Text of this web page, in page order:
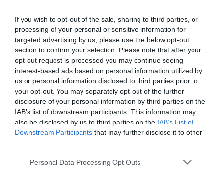
If you wish to opt-out of the sale, sharing to third parties, or
processing of your personal or sensitive information for
targeted advertising by us, please use the below opt-out
section to confirm your selection. Please note that after your
opt-out request is processed you may continue seeing
interest-based ads based on personal information utilized by
us or personal information disclosed to third parties prior to
your opt-out. You may separately opt-out of the further
disclosure of your personal information by third parties on the
IAB’s list of downstream participants. This information may
also be disclosed by us to third parties on the IAB’s List of
Downstream Participants that may further disclose it to other
Personal Data Processing Opt Outs
«Όταν για χρόνια ολόκληρα έχεις χάσει με κάθε
πιθανό και απίθανο τρόπο από τον Παναθηναϊκό
αποκτάς πρόβλημα». Γράφει ο Νίκος Συρίγος
05 Ιουνίου 2023 12:12